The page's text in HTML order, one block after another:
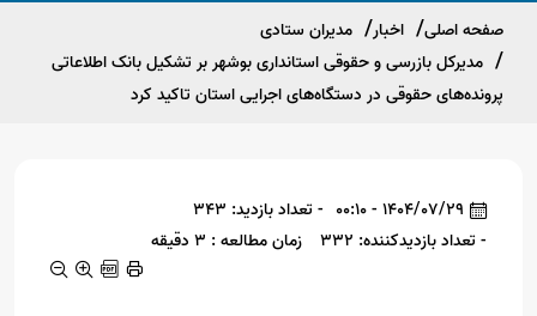
صفحه اصلی اخبار
مدیران ستادی
مدیرکل بازرسی و حقوقی استانداری بوشهر بر تشکیل بانک اطلاعاتی
پرونده‌های حقوقی در دستگاه‌های اجرایی استان تاکید کرد
1404/07/29 - 00:10
- تعداد بازدید: 343
- تعداد بازدیدکننده: 332
زمان مطالعه : 3 دقیقه